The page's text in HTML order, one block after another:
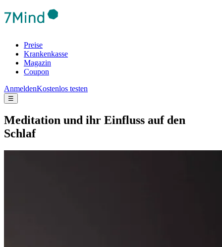
Preise
Krankenkasse
Magazin
Coupon
AnmeldenKostenlos testen
☰
Medi­ta­tion und ihr Einfluss auf den
Schlaf